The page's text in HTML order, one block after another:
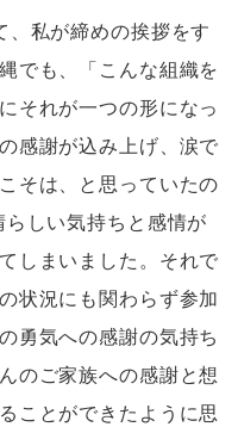
、私が締めの挨拶をす
でも、「こんな組織を
それが一つの形になっ
感謝が込み上げ、涙で
そは、と思っていたの
しい気持ちと感情が
しまいました。それで
状況にも関わらず参加
勇気への感謝の気持ち
のご家族への感謝と想
ことができたように思